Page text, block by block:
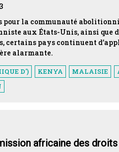
pour la communauté
aux États-Unis, ainsi que
certains pays continuent
alarmante.
D') KENYA MALAISIE
africaine des droits